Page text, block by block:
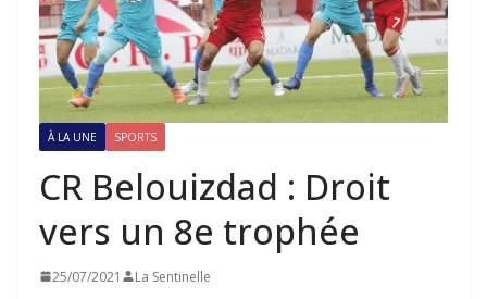
À LA UNE SPORTS
CR Belouizdad : Droit
vers un 8e trophée
25/07/2021 La Sentinelle